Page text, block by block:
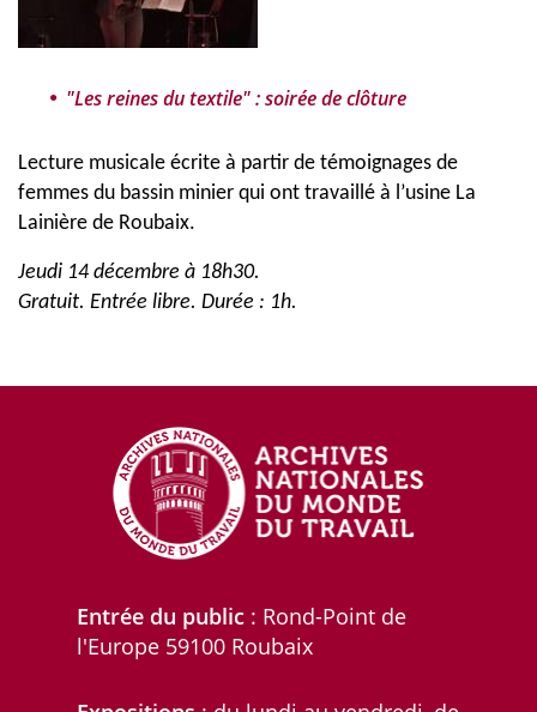
"Les reines du textile" : soirée de clôture
Lecture musicale écrite à partir de témoignages de
femmes du bassin minier qui ont travaillé à l’usine La
Lainière de Roubaix.
Jeudi 14 décembre à 18h30.
Gratuit. Entrée libre. Durée : 1h.
Entrée du public : Rond-Point de
l'Europe 59100 Roubaix